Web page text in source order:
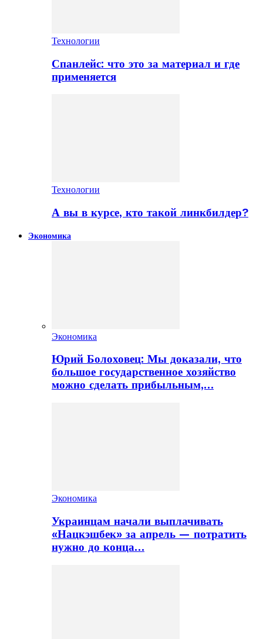
Технологии
Спанлейс: что это за материал и где
применяется
Технологии
А вы в курсе, кто такой линкбилдер?
Экономика
Экономика
Юрий Болоховец: Мы доказали, что
большое государственное хозяйство
можно сделать прибыльным,…
Экономика
Украинцам начали выплачивать
«Нацкэшбек» за апрель — потратить
нужно до конца…